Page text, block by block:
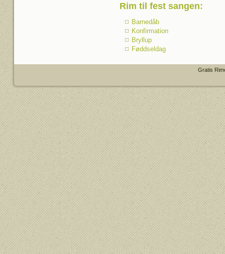
Rim til fest sangen:
Barnedåb
Konfirmation
Bryllup
Føddseldag
Gratis